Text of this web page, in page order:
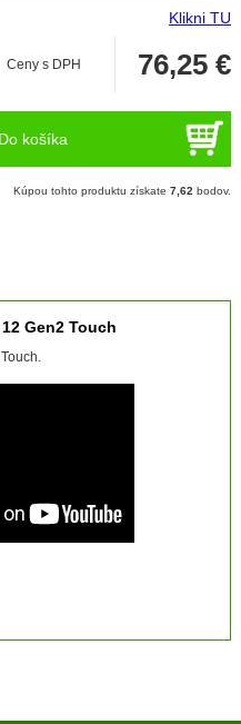
Klikni TU
Ceny s DPH 76,25 €
Do košíka
Kúpou tohto produktu získate7,62 bodov.
Gen2 Touch